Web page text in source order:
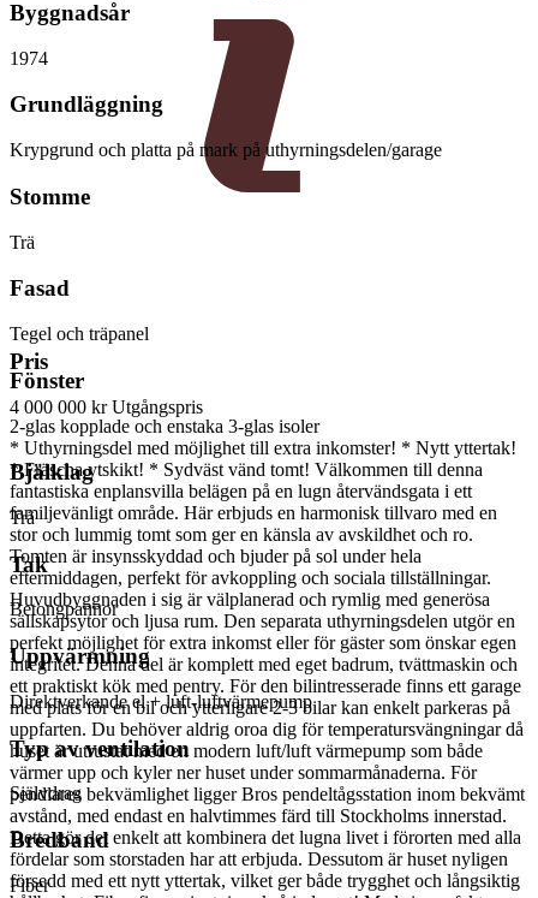
Pris
4 000 000 kr Utgångspris
* Uthyrningsdel med möjlighet till extra inkomster! * Nytt yttertak!
* Fräscha ytskikt! * Sydväst vänd tomt! Välkommen till denna
fantastiska enplansvilla belägen på en lugn återvändsgata i ett
familjevänligt område. Här erbjuds en harmonisk tillvaro med en
stor och lummig tomt som ger en känsla av avskildhet och ro.
Tomten är insynsskyddad och bjuder på sol under hela
eftermiddagen, perfekt för avkoppling och sociala tillställningar.
Huvudbyggnaden i sig är välplanerad och rymlig med generösa
sällskapsytor och ljusa rum. Den separata uthyrningsdelen utgör en
perfekt möjlighet för extra inkomst eller för gäster som önskar egen
integritet. Denna del är komplett med eget badrum, tvättmaskin och
ett praktiskt kök med pentry. För den bilintresserade finns ett garage
med plats för en bil och ytterligare 2-3 bilar kan enkelt parkeras på
uppfarten. Du behöver aldrig oroa dig för temperatursvängningar då
huset är utrustat med en modern luft/luft värmepump som både
värmer upp och kyler ner huset under sommarmånaderna. För
pendlares bekvämlighet ligger Bros pendeltågsstation inom bekvämt
avstånd, med endast en halvtimmes färd till Stockholms innerstad.
Detta gör det enkelt att kombinera det lugna livet i förorten med alla
fördelar som storstaden har att erbjuda. Dessutom är huset nyligen
försedd med ett nytt yttertak, vilket ger både trygghet och långsiktig
Byggnadsår
1974
Grundläggning
Krypgrund och platta på mark på uthyrningsdelen/garage
Stomme
Trä
Fasad
Tegel och träpanel
Fönster
2-glas kopplade och enstaka 3-glas isoler
Bjälklag
Trä
Tak
Betongpannor
Uppvärmning
Direktverkande el + luft-luftvärmepump
Typ av ventilation
Självdrag
Bredband
Fiber